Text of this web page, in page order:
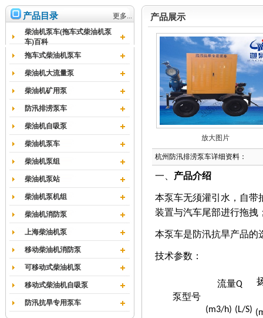
产品目录
更多...
柴油机泵车(拖车式柴油机泵
车)百科
拖车式柴油机泵车
柴油机大流量泵
柴油机矿用泵
防汛排涝泵车
柴油机自吸泵
柴油机泵车
柴油机泵组
柴油机泵站
柴油机泵机组
柴油机消防泵
上海柴油机泵
移动柴油机消防泵
可移动式柴油机泵
移动式柴油机自吸泵
防汛抗旱专用泵车
产品展示
放大图片
杭州防汛排涝泵车详细资料：
一、 产品介绍
本泵车无须灌引水，自带
装置与汽车尾部进行拖拽
本泵车是防汛抗旱产品的
技术参数：
泵型号
流量Q
(m3/h) (L/S)